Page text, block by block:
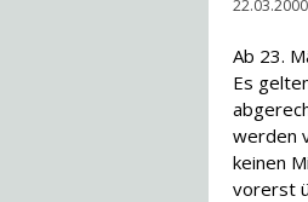
22.03.2000
Ab 23.
Es
werden
keinen
vorerst